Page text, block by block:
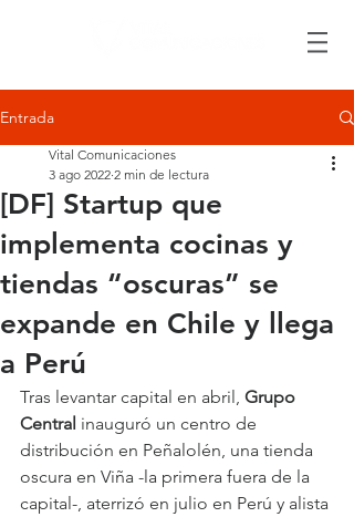
Entrada
[DF] Startup que
implementa cocinas y
tiendas “oscuras” se
expande en Chile y llega
a Perú
Vital Comunicaciones
3 ago 2022 2 min de lectura
Tras levantar capital en abril, Grupo
Central inauguró un centro de
distribución en Peñalolén, una tienda
oscura en Viña -la primera fuera de la
capital-, aterrizó en julio en Perú y alista